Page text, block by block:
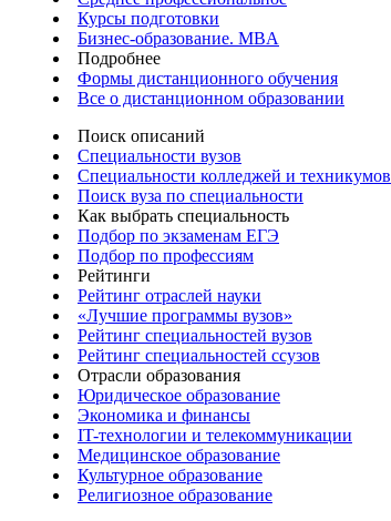
Курсы подготовки
Бизнес-образование. MBA
Подробнее
Формы дистанционного обучения
Все о дистанционном образовании
Поиск описаний
Специальности вузов
Специальности колледжей и техникумов
Поиск вуза по специальности
Как выбрать специальность
Подбор по экзаменам ЕГЭ
Подбор по профессиям
Рейтинги
Рейтинг отраслей науки
«Лучшие программы вузов»
Рейтинг специальностей вузов
Рейтинг специальностей ссузов
Отрасли образования
Юридическое образование
Экономика и финансы
IT-технологии и телекоммуникации
Медицинское образование
Культурное образование
Религиозное образование